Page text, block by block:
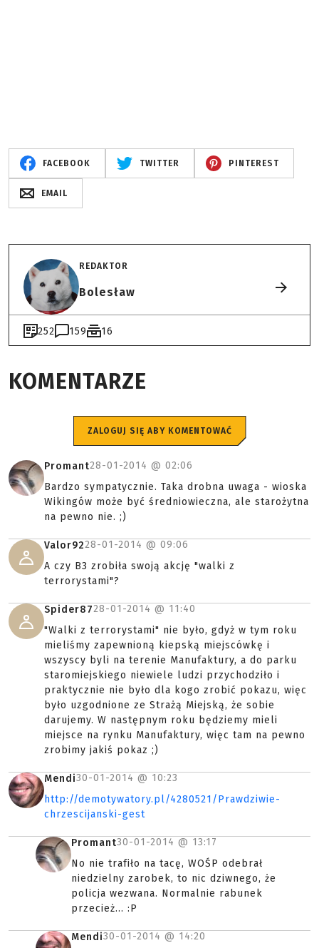
FACEBOOK TWITTER PINTEREST
EMAIL
REDAKTOR
Bolesław
252 159 16
KOMENTARZE
ZALOGUJ SIĘ ABY KOMENTOWAĆ
Promant28-01-2014 @ 02:06
Bardzo sympatycznie. Taka drobna uwaga - wioska
Wikingów może być średniowieczna, ale starożytna
na pewno nie. ;)
Valor9228-01-2014 @ 09:06
A czy B3 zrobiła swoją akcję "walki z
terrorystami"?
Spider8728-01-2014 @ 11:40
"Walki z terrorystami" nie było, gdyż w tym roku
mieliśmy zapewnioną kiepską miejscówkę i
wszyscy byli na terenie Manufaktury, a do parku
staromiejskiego niewiele ludzi przychodziło i
praktycznie nie było dla kogo zrobić pokazu, więc
było uzgodnione ze Strażą Miejską, że sobie
darujemy. W następnym roku będziemy mieli
miejsce na rynku Manufaktury, więc tam na pewno
zrobimy jakiś pokaz ;)
Mendi30-01-2014 @ 10:23
http://demotywatory.pl/4280521/Prawdziwie-
chrzescijanski-gest
Promant30-01-2014 @ 13:17
No nie trafiło na tacę, WOŚP odebrał
niedzielny zarobek, to nic dziwnego, że
policja wezwana. Normalnie rabunek
przecież... :P
Mendi30-01-2014 @ 14:20